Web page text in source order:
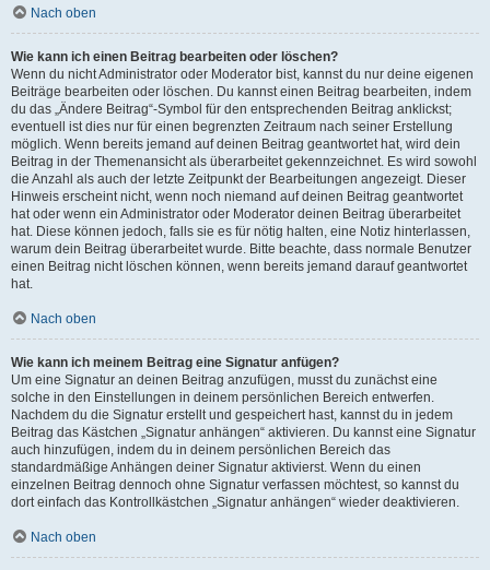
Nach oben
Wie kann ich einen Beitrag bearbeiten oder löschen?
Wenn du nicht Administrator oder Moderator bist, kannst du nur deine eigenen
Beiträge bearbeiten oder löschen. Du kannst einen Beitrag bearbeiten, indem
du das „Ändere Beitrag“-Symbol für den entsprechenden Beitrag anklickst;
eventuell ist dies nur für einen begrenzten Zeitraum nach seiner Erstellung
möglich. Wenn bereits jemand auf deinen Beitrag geantwortet hat, wird dein
Beitrag in der Themenansicht als überarbeitet gekennzeichnet. Es wird sowohl
die Anzahl als auch der letzte Zeitpunkt der Bearbeitungen angezeigt. Dieser
Hinweis erscheint nicht, wenn noch niemand auf deinen Beitrag geantwortet
hat oder wenn ein Administrator oder Moderator deinen Beitrag überarbeitet
hat. Diese können jedoch, falls sie es für nötig halten, eine Notiz hinterlassen,
warum dein Beitrag überarbeitet wurde. Bitte beachte, dass normale Benutzer
einen Beitrag nicht löschen können, wenn bereits jemand darauf geantwortet
hat.
Nach oben
Wie kann ich meinem Beitrag eine Signatur anfügen?
Um eine Signatur an deinen Beitrag anzufügen, musst du zunächst eine
solche in den Einstellungen in deinem persönlichen Bereich entwerfen.
Nachdem du die Signatur erstellt und gespeichert hast, kannst du in jedem
Beitrag das Kästchen „Signatur anhängen“ aktivieren. Du kannst eine Signatur
auch hinzufügen, indem du in deinem persönlichen Bereich das
standardmäßige Anhängen deiner Signatur aktivierst. Wenn du einen
einzelnen Beitrag dennoch ohne Signatur verfassen möchtest, so kannst du
dort einfach das Kontrollkästchen „Signatur anhängen“ wieder deaktivieren.
Nach oben